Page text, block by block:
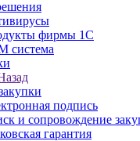
фирмы 1C
система
подпись
и сопровождение
гарантия